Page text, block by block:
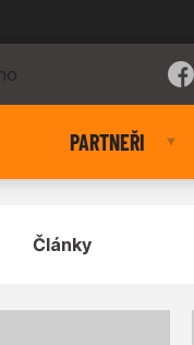
PARTNEŘI
Články